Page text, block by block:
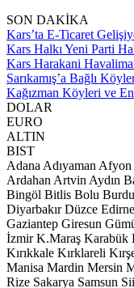
SON DAKİKA
Kars’ta E-Ticaret
Kars Halkı Yeni Parti
Kars Harakani
Sarıkamış’a Bağlı
Kağızman Köyleri ve
DOLAR
EURO
ALTIN
BIST
Adana Adıyaman Afyon
Ardahan Artvin Aydın
Bingöl Bitlis Bolu
Diyarbakır Düzce Edirne
Gaziantep Giresun
İzmir K.Maraş Karabük
Kırıkkale Kırklareli
Manisa Mardin Mersin
Rize Sakarya Samsun